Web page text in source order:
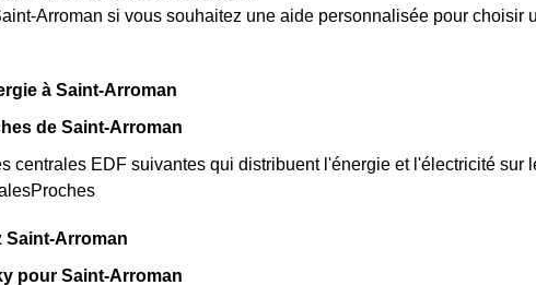
Arroman si vous souhaitez une aide personnalisée pour choisir
à Saint-Arroman
de Saint-Arroman
centrales EDF suivantes qui distribuent l'énergie et l'électricité sur
Saint-Arroman
pour Saint-Arroman